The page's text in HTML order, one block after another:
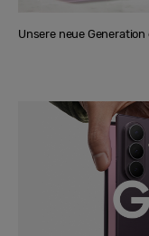
Unsere neue Generation